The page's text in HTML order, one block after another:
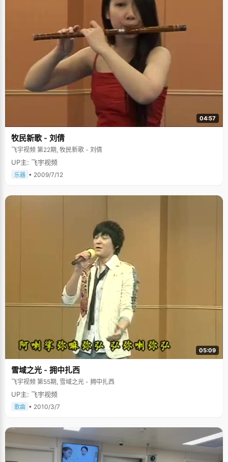
04:57
牧民新歌 - 刘倩
飞宇视频 第22期, 牧民新歌 - 刘倩
UP主: 飞宇视频
乐器 • 2009/7/12
05:09
雪域之光 - 拥中扎西
飞宇视频 第55期, 雪域之光 - 拥中扎西
UP主: 飞宇视频
歌曲 • 2010/3/7